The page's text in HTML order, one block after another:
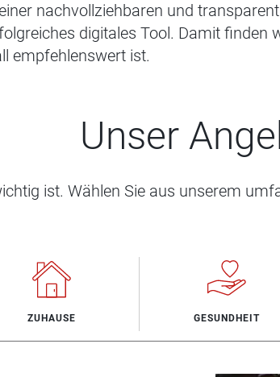
nachvollziehbaren und
digitales Tool. Damit finden
empfehlenswert ist.
Unser
ist. Wählen Sie aus unserem
ZUHAUSE GESUNDHEIT